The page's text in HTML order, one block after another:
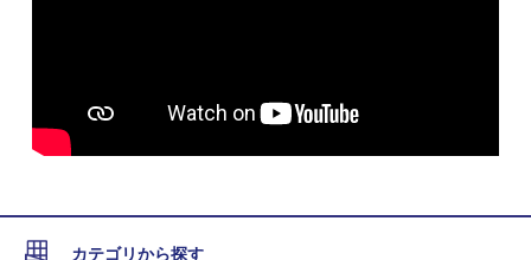
カテゴリから探す